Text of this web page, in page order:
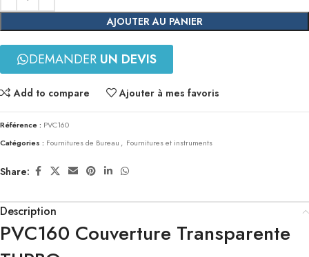
AJOUTER AU PANIER
DEMANDER UN DEVIS
Add to compare Ajouter à mes favoris
Référence : PVC160
Catégories : Fournitures de Bureau , Fournitures et instruments
Share:
Description
PVC160 Couverture Transparente